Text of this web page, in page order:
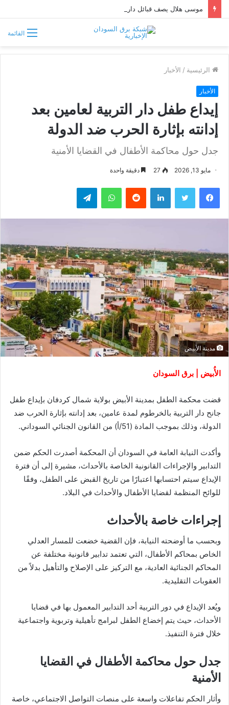
القائمة
الرئيسية / الأخبار
الأخبار
إيداع طفل دار التربية لعامين بعد
إدانته بإثارة الحرب ضد الدولة
جدل حول محاكمة الأطفال في القضايا الأمنية
مايو 13, 2026 27 دقيقة واحدة
فيسبوك تويتر لينكدإن واتساب تيلقرام
مدينة الأبيض
الأُبيض | برق السودان
قضت محكمة الطفل بمدينة الأبيض بولاية شمال كردفان بإيداع طفل
جانح دار التربية بالخرطوم لمدة عامين، بعد إدانته بإثارة الحرب ضد
الدولة، وذلك بموجب المادة (51/أ) من القانون الجنائي السوداني.
وأكدت النيابة العامة في السودان أن المحكمة أصدرت الحكم ضمن
التدابير والإجراءات القانونية الخاصة بالأحداث، مشيرة إلى أن فترة
الإيداع سيتم احتسابها اعتبارًا من تاريخ القبض على الطفل، وفقًا
للوائح المنظمة لقضايا الأطفال والأحداث في البلاد.
إجراءات خاصة بالأحداث
وبحسب ما أوضحته النيابة، فإن القضية خضعت للمسار العدلي
الخاص بمحاكم الأطفال، التي تعتمد تدابير قانونية مختلفة عن
المحاكم الجنائية العادية، مع التركيز على الإصلاح والتأهيل بدلاً من
العقوبات التقليدية.
ويُعد الإيداع في دور التربية أحد التدابير المعمول بها في قضايا
الأحداث، حيث يتم إخضاع الطفل لبرامج تأهيلية وتربوية واجتماعية
خلال فترة التنفيذ.
جدل حول محاكمة الأطفال في القضايا
الأمنية
وأثار الحكم تفاعلات واسعة على منصات التواصل الاجتماعي، خاصة